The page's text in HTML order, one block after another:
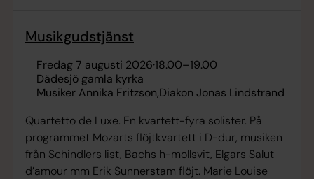
Musikgudstjänst
fredag 7 augusti 2026·18.00–19.00
Dädesjö gamla kyrka
Musiker Annika Fritzson Diakon Jonas Lindstrand
Quartetto de Luxe. En kvartett-fyra solister. På
programmet Mozarts flöjtkvartett i D-dur, musiken
från Schindlers list, Bachs h-mollsvit, Elgars Salut
d’amour mm Erik Sunnerstam flöjt. Marie Louise